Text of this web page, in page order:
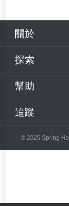
關於
探索
幫助
追蹤
© 2025 Spring